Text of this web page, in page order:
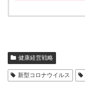
健康経営戦略
新型コロナウイルス